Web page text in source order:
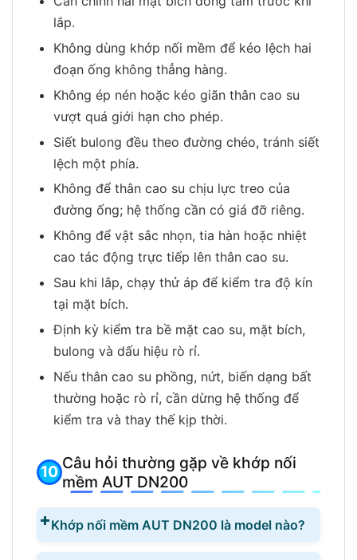
lắp.
Không dùng khớp nối mềm để kéo lệch hai
đoạn ống không thẳng hàng.
Không ép nén hoặc kéo giãn thân cao su
vượt quá giới hạn cho phép.
Siết bulong đều theo đường chéo, tránh siết
lệch một phía.
Không để thân cao su chịu lực treo của
đường ống; hệ thống cần có giá đỡ riêng.
Không để vật sắc nhọn, tia hàn hoặc nhiệt
cao tác động trực tiếp lên thân cao su.
Sau khi lắp, chạy thử áp để kiểm tra độ kín
tại mặt bích.
Định kỳ kiểm tra bề mặt cao su, mặt bích,
bulong và dấu hiệu rò rỉ.
Nếu thân cao su phồng, nứt, biến dạng bất
thường hoặc rò rỉ, cần dừng hệ thống để
kiểm tra và thay thế kịp thời.
Câu hỏi thường gặp về khớp nối
mềm AUT DN200
Khớp nối mềm AUT DN200 là model nào?